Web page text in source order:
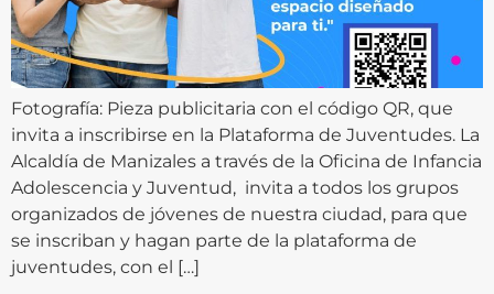
Fotografía: Pieza publicitaria con el código QR, que
invita a inscribirse en la Plataforma de Juventudes. La
Alcaldía de Manizales a través de la Oficina de Infancia
Adolescencia y Juventud, invita a todos los grupos
organizados de jóvenes de nuestra ciudad, para que
se inscriban y hagan parte de la plataforma de
juventudes, con el […]